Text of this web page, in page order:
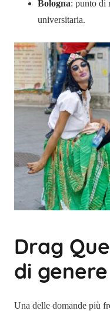
Bologna: punto di
universitaria.
Drag
di genere
Una delle domande più